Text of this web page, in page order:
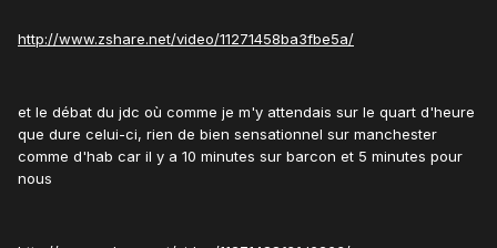
http://www.zshare.net/video/11271458ba3fbe5a/
et le débat du jdc où comme je m'y attendais sur le quart d'heure
que dure celui-ci, rien de bien sensationnel sur manchester
comme d'hab car il y a 10 minutes sur barcon et 5 minutes pour
nous